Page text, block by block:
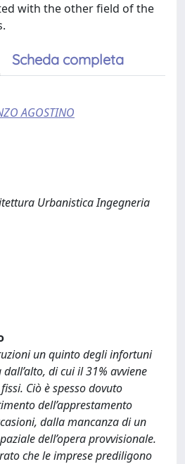
with the other field of the
Scheda completa
AGOSTINO
Urbanistica Ingegneria
un quinto degli infortuni
di cui il 31% avviene
Ciò è spesso dovuto
dell’apprestamento
dalla mancanza di un
dell’opera provvisionale.
che le imprese prediligono